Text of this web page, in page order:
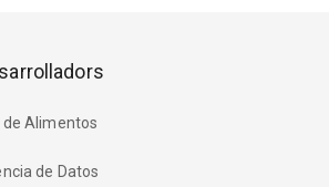
de Alimentos
de Datos